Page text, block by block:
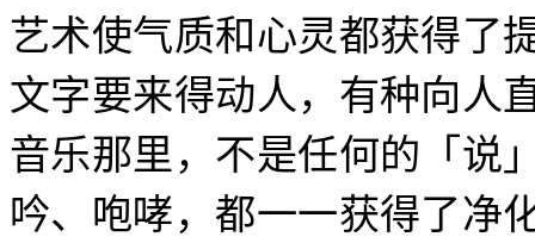
艺术使气质和心灵都获得了
文字要来得动人，有种向人
音乐那里，不是任何的「说
吟、咆哮，都一一获得了净